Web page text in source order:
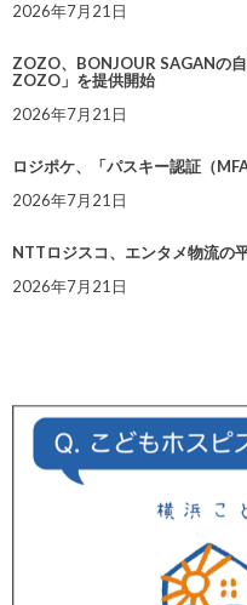
2026年7月21日
ZOZO、BONJOUR SAGANの
ZOZO」を提供開始
2026年7月21日
ロジポケ、「パスキー認証（
2026年7月21日
NTTロジスコ、エンタメ物流の
2026年7月21日